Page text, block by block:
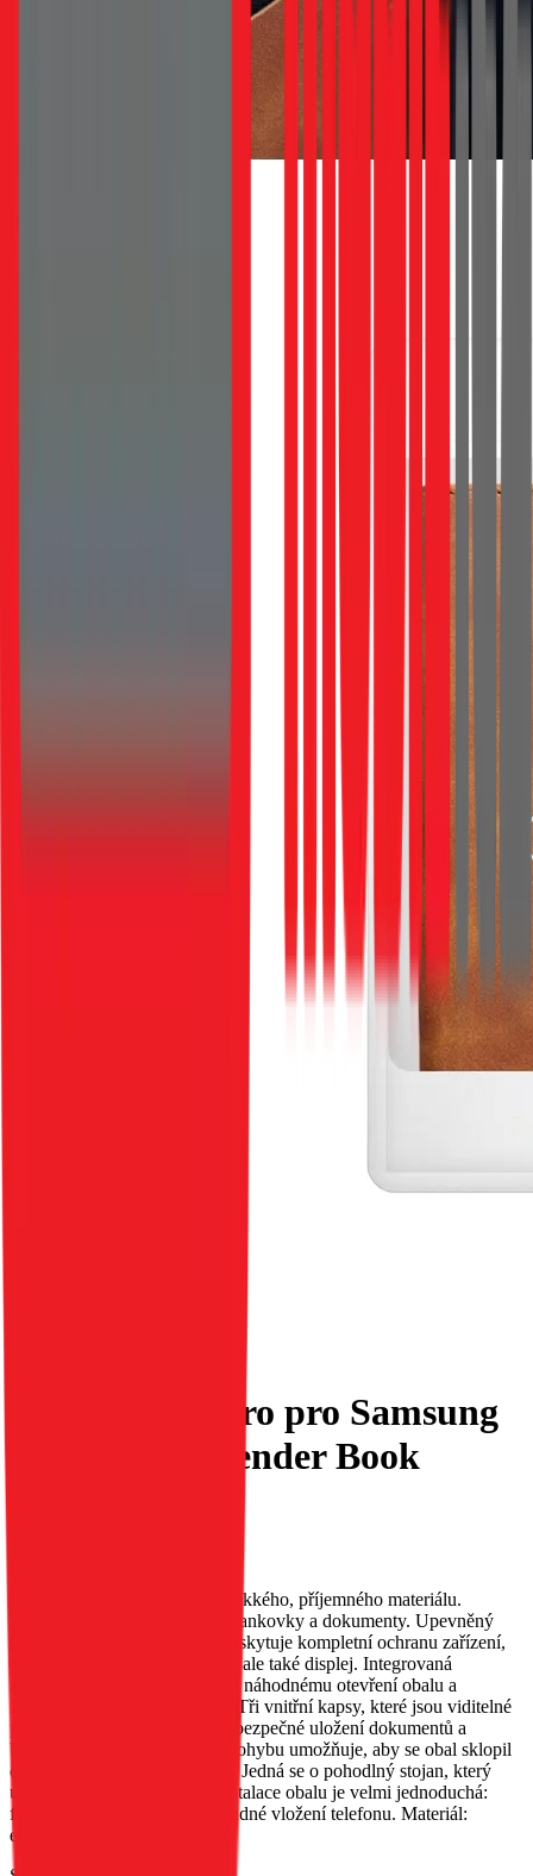
Flipové pouzdro pro Samsung
S25 ULTRA Tender Book
Obal TENDER. Vyroben z měkkého, příjemného materiálu.
Vybavený třemi kapsami pro bankovky a dokumenty. Upevněný
magnetem. Obal TENDER poskytuje kompletní ochranu zařízení,
chrání nejen jeho zadní stranu, ale také displej. Integrovaná
magnetická západka zabraňuje náhodnému otevření obalu a
zajišťuje bezpečnost telefonu. Tři vnitřní kapsy, které jsou viditelné
po otevření klopky, umožňují bezpečné uložení dokumentů a
bankovek. Perforace v oblasti ohybu umožňuje, aby se obal sklopil
do polohy stojanu pro televizi. Jedná se o pohodlný stojan, který
usnadňuje sledování filmů. Instalace obalu je velmi jednoduchá:
flexibilní vložka umožňuje snadné vložení telefonu. Materiál:
ekologická kůže.